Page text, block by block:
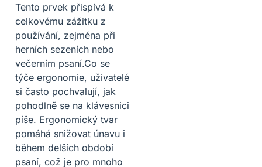
Tento prvek přispívá k
celkovému zážitku z
používání, zejména při
herních sezeních nebo
večerním psaní.Co se
týče ergonomie, uživatelé
si často pochvalují, jak
pohodlně se na klávesnici
píše. Ergonomický tvar
pomáhá snižovat únavu i
během delších období
psaní, což je pro mnoho